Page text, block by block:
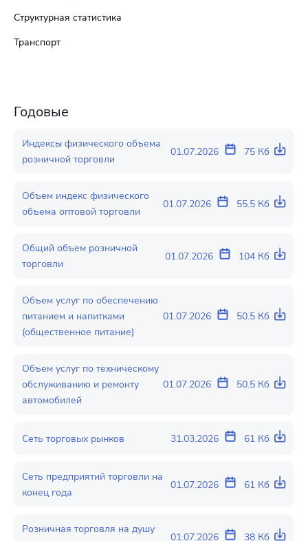
Структурная статистика
Транспорт
Годовые
Индексы физического объема
розничной торговли
01.07.2026 75 Кб
Объем индекс физического
объема оптовой торговли
01.07.2026 55.5 Кб
Общий объем розничной
торговли
01.07.2026 104 Кб
Объем услуг по обеспечению
питанием и напитками
(общественное питание)
01.07.2026 50.5 Кб
Объем услуг по техническому
обслуживанию и ремонту
автомобилей
01.07.2026 50.5 Кб
Сеть торговых рынков 31.03.2026 61 Кб
Сеть предприятий торговли на
конец года
01.07.2026 61 Кб
Розничная торговля на душу
01.07.2026 38 Кб